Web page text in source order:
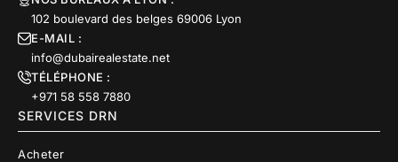
102 boulevard des belges 69006 Lyon
E-MAIL :
info@dubairealestate.net
TÉLÉPHONE :
+971 58 558 7880
SERVICES DRN
Acheter